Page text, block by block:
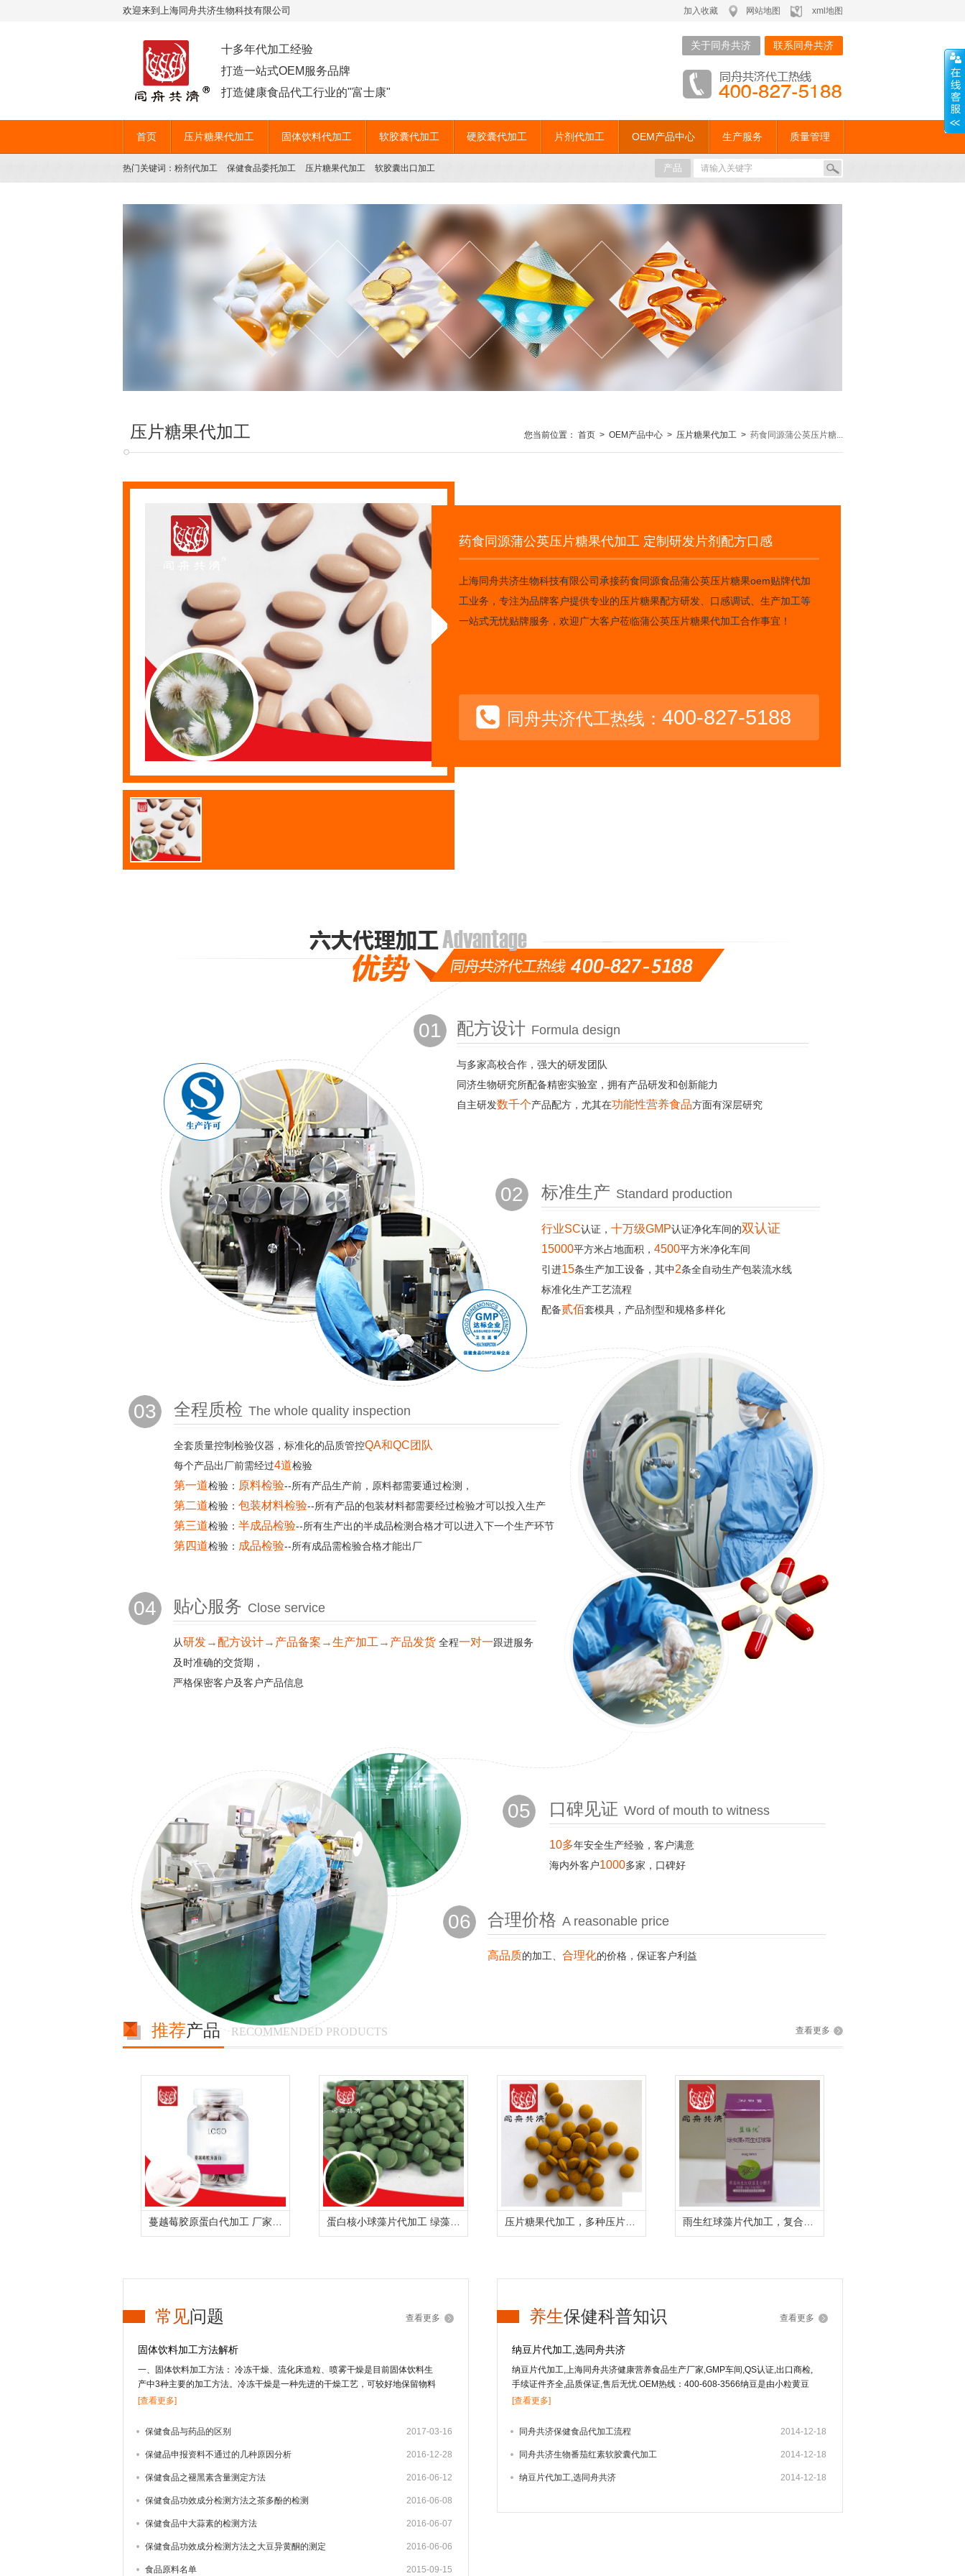
欢迎来到上海同舟共济生物科技有限公司 加入收藏 网站地图 xml地图
十多年代加工经验
打造一站式OEM服务品牌
打造健康食品代工行业的"富士康"
关于同舟共济 联系同舟共济
首页 压片糖果代加工 固体饮料代加工 软胶囊代加工 硬胶囊代加工 片剂代加工 OEM产品中心 生产服务 质量管理
热门关键词： 粉剂代加工 保健食品委托加工 压片糖果代加工 软胶囊出口加工 产品
压片糖果代加工 您当前位置： 首页 > OEM产品中心 > 压片糖果代加工 > 药食同源蒲公英压片糖...
药食同源蒲公英压片糖果代加工 定制研发片剂配方口感
上海同舟共济生物科技有限公司承接药食同源食品蒲公英压片糖果oem贴牌代加
工业务，专注为品牌客户提供专业的压片糖果配方研发、口感调试、生产加工等
一站式无忧贴牌服务，欢迎广大客户莅临蒲公英压片糖果代加工合作事宜！
同舟共济代工热线： 400-827-5188
01 配方设计 Formula design
与多家高校合作，强大的研发团队
同济生物研究所配备精密实验室，拥有产品研发和创新能力
自主研发数千个产品配方，尤其在功能性营养食品方面有深层研究
02 标准生产 Standard production
行业SC认证， 十万级GMP认证净化车间的双认证
15000平方米占地面积， 4500平方米净化车间
引进15条生产加工设备，其中2条全自动生产包装流水线
标准化生产工艺流程
配备贰佰套模具，产品剂型和规格多样化
03 全程质检 The whole quality inspection
全套质量控制检验仪器，标准化的品质管控QA和QC团队
每个产品出厂前需经过4道检验
第一道检验： 原料检验--所有产品生产前，原料都需要通过检测，
第二道检验： 包装材料检验--所有产品的包装材料都需要经过检验才可以投入生产
第三道检验： 半成品检验--所有生产出的半成品检测合格才可以进入下一个生产环节
第四道检验： 成品检验--所有成品需检验合格才能出厂
04 贴心服务 Close service
从研发→配方设计→产品备案→生产加工→产品发货全程一对一跟进服务
及时准确的交货期，
严格保密客户及客户产品信息
05 口碑见证 Word of mouth to witness
10多年安全生产经验，客户满意
海内外客户1000多家，口碑好
06 合理价格 A reasonable price
高品质的加工、 合理化的价格，保证客户利益
推荐产品 RECOMMENDED PRODUCTS 查看更多
蛋白核小球藻片代加工 绿藻裸藻压片糖果OEM定制贴牌生产 压片糖果代加工，多种压片糖果oem委托代加工生产
常见问题 查看更多
固体饮料加工方法解析
一、固体饮料加工方法： 冷冻干燥、流化床造粒、喷雾干燥是目前固体饮料生
产中3种主要的加工方法。冷冻干燥是一种先进的干燥工艺，可较好地保留物料
的营养及风味成分，但投资高，应用受到限制；流化床造粒适合于低果汁或不含
热温度低、时间短，能较好地保留物料的营养及风味成分。固体饮料的其它加工
结成固体的冰，在真空条件下，使水直接升华变成水蒸汽逸出，从而把水从物料
法生产固体饮料还很少，只有少部分附加值较高的产品如速溶茶粉、咖啡粉中应
用。2、流化床造粒 造粒技术有湿法造粒、干法造粒、快速搅拌制粒技术以及流
干燥等3个步骤在密闭容器内一次完成的新型制粒技术，可大大减少辅料量，制
出的颗粒大小均匀，效果好。1959年，美国威斯康星州的Wurster博士首先提出
于20世纪80年代相...
[查看更多]
保健食品与药品的区别 2017-03-16
保健品申报资料不通过的几种原因分析 2016-12-28
保健食品之褪黑素含量测定方法 2016-06-12
保健食品功效成分检测方法之茶多酚的检测 2016-06-08
保健食品中大蒜素的检测方法 2016-06-07
保健食品功效成分检测方法之大豆异黄酮的测定 2016-06-06
食品原料名单 2015-09-15
养生保健科普知识 查看更多
纳豆片代加工,选同舟共济
纳豆片代加工,上海同舟共济健康营养食品生产厂家,GMP车间,QS认证,出口商检,
手续证件齐全,品质保证,售后无忧.OEM热线：400-608-3566纳豆是由小粒黄豆
经纳豆菌发酵而成的一种微生态、健康食品。
[查看更多]
同舟共济保健食品代加工流程 2014-12-18
同舟共济生物番茄红素软胶囊代加工 2014-12-18
纳豆片代加工,选同舟共济 2014-12-18